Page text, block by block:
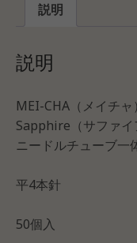
説明
説明
MEI-CHA（メイチ
Sapphire（サファイ
ニードルチューブ一
平4本針
50個入